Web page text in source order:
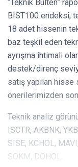
“Teknik Bülten”
BIST100 endeksi,
18 adet hissenin
baz teşkil eden
ayrışma ihtimali
destek/direnç
satış yapılan
önerilerimizden
Teknik analiz
ISCTR, AKBNK,
SISE, KCHOL,
SOKM, DOHOL.